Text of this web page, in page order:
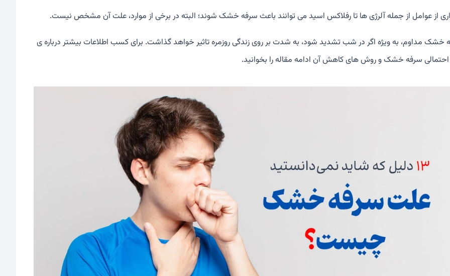
از عوامل از جمله آلرژی ها تا رفلاکس اسید می توانند باعث سرفه خشک شوند؛ البته در برخی از موارد، علت آن مشخص نیست.
خشک مداوم، به ویژه اگر در شب تشدید شود، به شدت بر روی زندگی روزمره تاثیر خواهد گذاشت. برای کسب اطلاعات بیشتر درباره ی
سرفه خشک و روش های کاهش آن ادامه مقاله را بخوانید.